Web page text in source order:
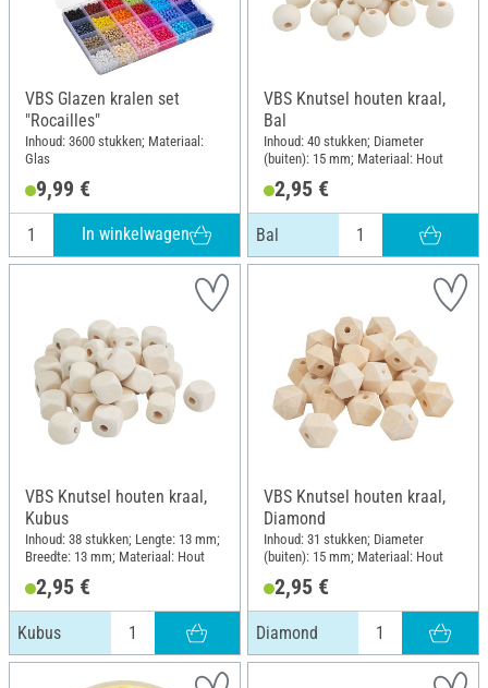
VBS Glazen kralen set
"Rocailles"
Inhoud: 3600 stukken; Materiaal:
Glas
9,99 €
In winkelwagen
VBS Knutsel houten kraal,
Bal
Inhoud: 40 stukken; Diameter
(buiten): 15 mm; Materiaal: Hout
2,95 €
Bal
VBS Knutsel houten kraal,
Kubus
Inhoud: 38 stukken; Lengte: 13 mm;
Breedte: 13 mm; Materiaal: Hout
2,95 €
Kubus
VBS Knutsel houten kraal,
Diamond
Inhoud: 31 stukken; Diameter
(buiten): 15 mm; Materiaal: Hout
2,95 €
Diamond